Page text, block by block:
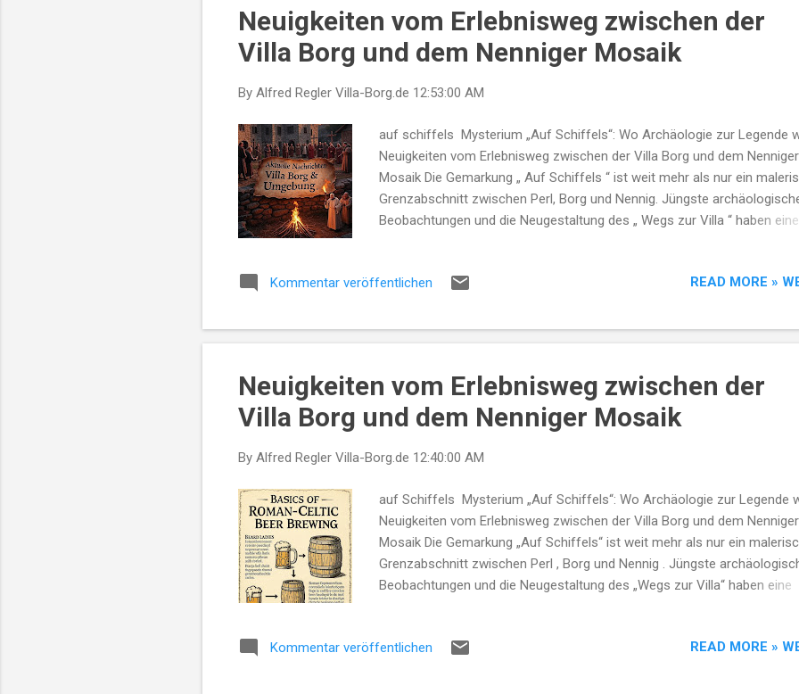
Neuigkeiten vom Erlebnisweg zwischen der
Villa Borg und dem Nenniger Mosaik
By Alfred Regler Villa-Borg.de 12:53:00 AM
auf schiffels Mysterium „Auf Schiffels“: Wo Archäologie zur Legende
Neuigkeiten vom Erlebnisweg zwischen der Villa Borg und dem Nenniger
Mosaik Die Gemarkung „ Auf Schiffels “ ist weit mehr als nur ein
Grenzabschnitt zwischen Perl, Borg und Nennig. Jüngste
Beobachtungen und die Neugestaltung des „ Wegs zur Villa “ haben eine
Während die Rekonstruktion der römischen Villenanlage weltweit für
Fokus. Historisch gesehen war dieser Ort eine vitale Straßenstation (
). Doch was hat es mit den Berichten über den außergewöhnlichen
Handelsro...
Kommentar veröffentlichen READ MORE »
Neuigkeiten vom Erlebnisweg zwischen der
Villa Borg und dem Nenniger Mosaik
By Alfred Regler Villa-Borg.de 12:40:00 AM
auf Schiffels Mysterium „Auf Schiffels“: Wo Archäologie zur Legende
Neuigkeiten vom Erlebnisweg zwischen der Villa Borg und dem Nenniger
Mosaik Die Gemarkung „Auf Schiffels“ ist weit mehr als nur ein
Grenzabschnitt zwischen Perl , Borg und Nennig . Jüngste
Beobachtungen und die Neugestaltung des „Wegs zur Villa“ haben eine
Während die Rekonstruktion der römischen Villenanlage weltweit für
Kommentar veröffentlichen READ MORE »